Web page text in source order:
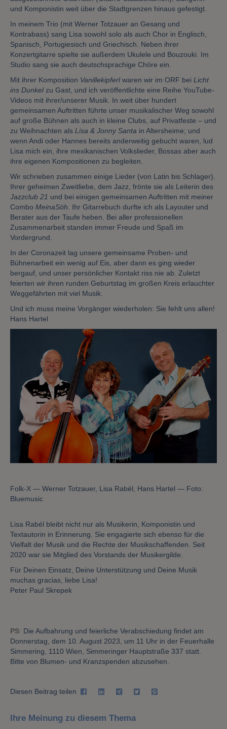
und Komponistin weit über die Stadtgrenzen hinaus gefestigt.
In meinem Trio (mit Werner Totzauer an Gesang und
Kontrabass) sang Lisa sowohl solo als auch Chor in Englisch,
Spanisch, Portugiesisch und Griechisch. Neben ihrer
Konzertgitarre spielte sie außerdem Ukulele und Bouzouki. Im
Studio sang sie auch deutschsprachige Chöre ein.
Mit ihrer Komposition Vanillekipferlwaren wir im ORF bei Licht
ins Dunkelzu Gast, und ich veröffentlichte eine Reihe YouTube-
Videos mit ihrer/unserer Musik. In weit über hundert
gemeinsamen Auftritten führte unser musikalischer Weg sowohl
auf große Bühnen als auch in kleine Clubs, auf Privatfeste – und
zu Weihnachten als Lisa & Jonny Santa in Altersheime; und
wenn Andi oder Hannes bereits anderweitig gebucht waren, lud
Lisa mich ein, ihre mexikanischen Volkslieder, Bossas aber auch
ihre eigenen Kompositionen zu begleiten.
Wir schrieben zusammen einige Lieder (von Latin bis Schlager).
Ihrer geheimen Zweitliebe, dem Jazz, frönte sie als Leiterin des
Jazzclub 21 und bei einigen gemeinsamen Auftritten mit meiner
Combo MeinaSöh . Ihr Gitarrebuch durfte ich als Layouter und
Berater aus der Taufe heben. Bei aller professionellen
Zusammenarbeit standen immer Freude und Spaß im
Vordergrund.
In der Coronazeit lag unsere gemeinsame Proben- und
Bühnenarbeit ein wenig auf Eis, aber dann es ging wieder
bergauf, und unser persönlicher Kontakt riss nie ab. Zuletzt
feierten wir ihren runden Geburtstag im großen Kreis erlauchter
Weggefährten mit viel Musik.
Und ich muss meine Vorgänger wiederholen: Sie fehlt uns allen!
Hans Hartel
Folk-X — Werner Totzauer, Lisa Rabél, Hans Hartel — Foto:
Bluemusic
Lisa Rabél bleibt nicht nur als Musikerin, Komponistin und
Textautorin in Erinnerung. Sie engagierte sich ebenso für die
Vielfalt der Musik und die Rechte der Musikschaffenden. Seit
2020 war sie Mitglied des Vorstands der Musikergilde.
Für Deinen Einsatz, Deine Unterstützung und Deine Musik
muchas gracias, liebe Lisa!
Peter Paul Skrepek
PS: Die Aufbahrung und feierliche Verabschiedung findet am
Donnerstag, dem 10. August 2023, um 11 Uhr in der Feuerhalle
Simmering, 1110 Wien, Simmeringer Hauptstraße 337 statt.
Bitte von Blumen- und Kranzspenden abzusehen.
Diesen Beitrag teilen
Ihre Meinung zu diesem Thema